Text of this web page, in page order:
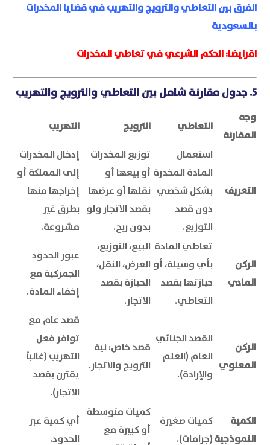
الفرق بين التعاطي والترويج والتهريب في قضايا المخدرات
بالسعودية
اقرايضا:الحكم الشرعي في تعاطي المخدرات
5. جدول مقارنة شامل بين التعاطي والترويج والتهريب
وجه
المقارنة
التعاطي الترويج التهريب
التعريف
استعمال
المادة المخدرة
بشكل شخصي
دون قصد
التوزيع.
توزيع المخدرات
أو بيعها أو
نقلها أو عرضها
بقصد الاتجار ولو
بدون ربح.
إدخال المخدرات
إلى المملكة أو
إخراجها منها
بطرق غير
مشروعة.
الركن
المادي
تعاطي المادة
بأي وسيلة، أو
حيازتها بقصد
التعاطي.
البيع، التوزيع،
العرض، النقل،
الحيازة بقصد
الاتجار.
عبور الحدود
الجمركية مع
إخفاء المادة.
الركن
المعنوي
القصد الجنائي
العام (العلم
والإرادة).
قصد خاص: نية
الترويج والاتجار.
قصد عام مع
توافر فعل
التهريب (غالباً
يقترن بقصد
الاتجار).
الكمية
النموذجية
كميات صغيرة
(جرامات).
كميات متوسطة
أو كبيرة مع
أي كمية عبر
الحدود.